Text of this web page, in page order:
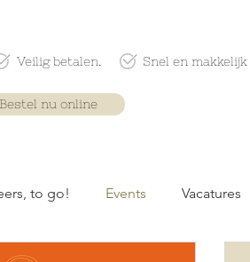
Veilig betalen. Snel en makkelijk
Bestel nu online
to go! Events Vacatures